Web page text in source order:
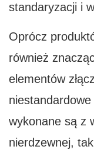
standaryzacji i
Oprócz
również
elementów
wykonane są z
nierdzewnej,